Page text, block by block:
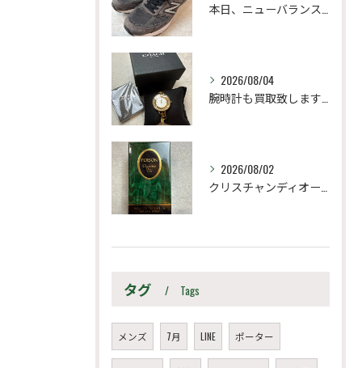
2026/08/04
2026/08/02
タグ Tags
メンズ 7月 LINE ポーター